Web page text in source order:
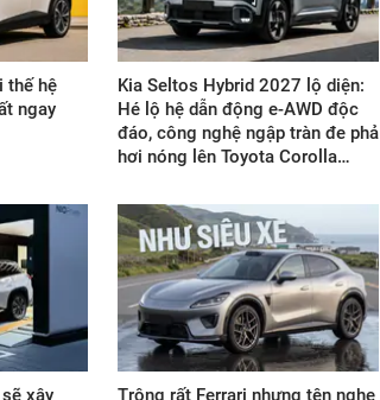
thế hệ
ngay
Kia Seltos Hybrid 2027 lộ diện:
Hé lộ hệ dẫn động e-AWD độc
đáo, công nghệ ngập tràn đe phả
hơi nóng lên Toyota Corolla…
xây Trông rất Ferrari nhưng tên nghe